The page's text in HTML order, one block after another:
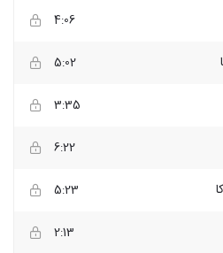
4:06
5:02
3:35
6:22
5:23
2:13